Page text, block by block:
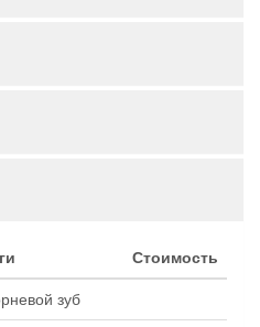
Стоимость
зуб